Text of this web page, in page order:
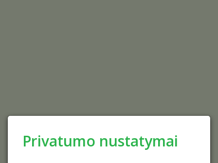
Privatumo nustatymai